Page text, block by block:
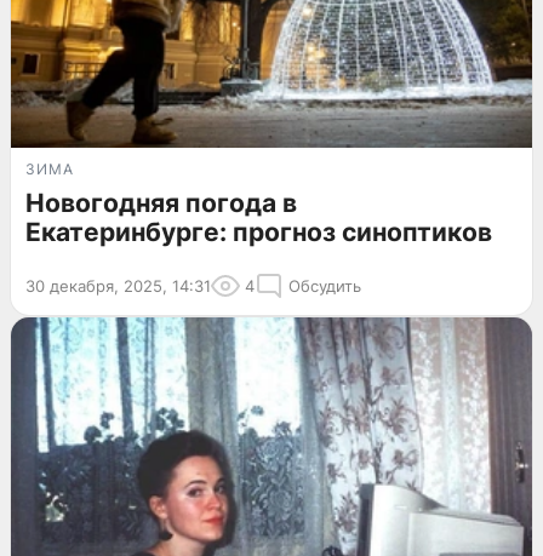
ЗИМА
Новогодняя погода в
Екатеринбурге: прогноз синоптиков
30 декабря, 2025, 14:31 4 Обсудить